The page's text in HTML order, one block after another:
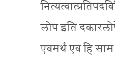
लोप इति
एवमर्थ एव हि साम